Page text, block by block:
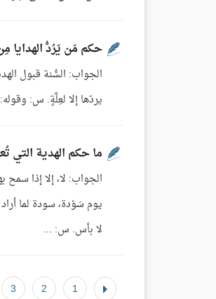
حكم مَن يَرُدُّ
الجواب: السُّنة قبول
يردّها إلا لعِلَّةٍ. س:
ما حكم الهدية التي
الجواب: لا، إلا إذا
يوم سَوْدة، سودة لما
لا بأس. س: ...
1
2
3